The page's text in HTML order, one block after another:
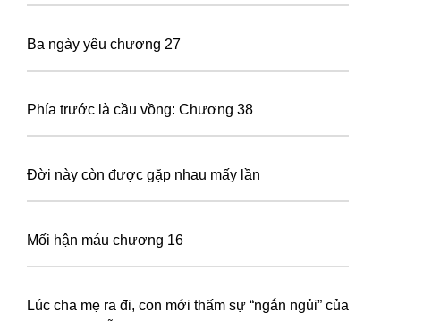
Ba ngày yêu chương 27
Phía trước là cầu vồng: Chương 38
Đời này còn được gặp nhau mấy lần
Mối hận máu chương 16
Lúc cha mẹ ra đi, con mới thấm sự “ngắn ngủi” của